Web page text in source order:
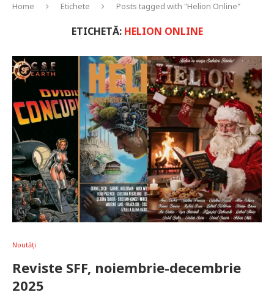
Home Etichete Posts tagged with "Helion Online"
ETICHETĂ: HELION ONLINE
Noutăți
Reviste SFF, noiembrie-decembrie
2025